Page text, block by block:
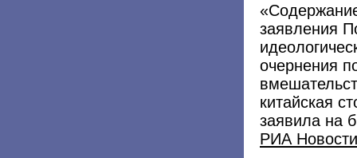
заявления
очернения
китайская
заявила на
РИА Новости